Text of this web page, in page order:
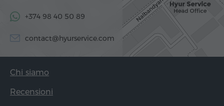
+374 98 40 50 89
contact@hyurservice.com
Chi siamo
Recensioni